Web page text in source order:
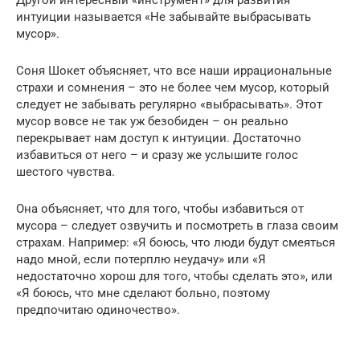
интуиции называется «Не забывайте выбрасывать
мусор».
Соня Шокет объясняет, что все наши иррациональные
страхи и сомнения – это не более чем мусор, который
следует не забывать регулярно «выбрасывать». Этот
мусор вовсе не так уж безобиден – он реально
перекрывает нам доступ к интуиции. Достаточно
избавиться от него – и сразу же услышите голос
шестого чувства.
Она объясняет, что для того, чтобы избавиться от
мусора – следует озвучить и посмотреть в глаза своим
страхам. Например: «Я боюсь, что люди будут смеяться
надо мной, если потерплю неудачу» или «Я
недостаточно хорош для того, чтобы сделать это», или
«Я боюсь, что мне сделают больно, поэтому
предпочитаю одиночество».